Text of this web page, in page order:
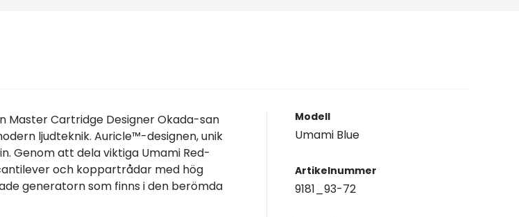
Master Cartridge Designer Okada-san
ljudteknik. Auricle™-designen, unik
Genom att dela viktiga Umami Red-
och koppartrådar med hög
generatorn som finns i den berömda
Modell
Umami Blue
Artikelnummer
9181_93-72